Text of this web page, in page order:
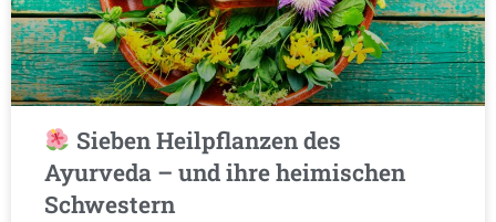
Sieben Heilpflanzen des
Ayurveda – und ihre heimischen
Schwestern